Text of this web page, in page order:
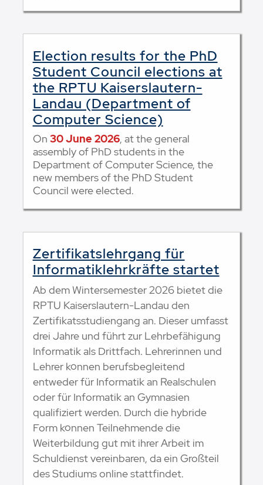
Election results for the PhD
Student Council elections at
the RPTU Kaiserslautern-
Landau (Department of
Computer Science)
On 30 June 2026, at the general
assembly of PhD students in the
Department of Computer Science, the
new members of the PhD Student
Council were elected.
Zertifikatslehrgang für
Informatiklehrkräfte startet
Ab dem Wintersemester 2026 bietet die
RPTU Kaiserslautern-Landau den
Zertifikatsstudiengang an. Dieser umfasst
drei Jahre und führt zur Lehrbefähigung
Informatik als Drittfach. Lehrerinnen und
Lehrer können berufsbegleitend
entweder für Informatik an Realschulen
oder für Informatik an Gymnasien
qualifiziert werden. Durch die hybride
Form können Teilnehmende die
Weiterbildung gut mit ihrer Arbeit im
Schuldienst vereinbaren, da ein Großteil
des Studiums online stattfindet.